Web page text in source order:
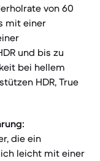
von 60
mit einer
und bis zu
bei hellem
HDR, True
die ein
leicht mit einer